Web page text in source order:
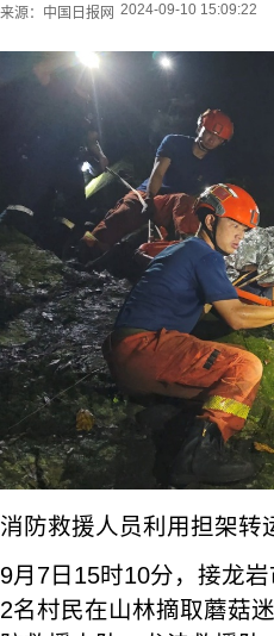
来源： 中国日报网 2024-09-10 15:09:22
消防救援人员利用担架转
9月7日15时10分，接龙
2名村民在山林摘取蘑菇